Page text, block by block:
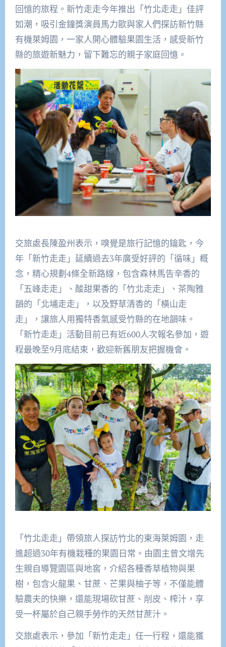
回憶的旅程。新竹走走今年推出「竹北走走」佳評
如潮，吸引金鐘獎演員馬力歐與家人們探訪新竹縣
有機萊姆園，一家人開心體驗果園生活，感受新竹
縣的旅遊新魅力，留下難忘的親子家庭回憶。
交旅處長陳盈州表示，嗅覺是旅行記憶的鑰匙，今
年「新竹走走」延續過去3年廣受好評的「循味」概
念，精心規劃4條全新路線，包含森林馬告辛香的
「五峰走走」、酸甜果香的「竹北走走」、茶陶雅
韻的「北埔走走」，以及野草清香的「橫山走
走」，讓旅人用獨特香氣感受竹縣的在地韻味。
「新竹走走」活動目前已有近600人次報名參加，遊
程最晚至9月底結束，歡迎新舊朋友把握機會。
「竹北走走」帶領旅人探訪竹北的東海萊姆園，走
進超過30年有機栽種的果園日常。由園主曾文增先
生親自導覽園區與地窖，介紹各種香草植物與果
樹，包含火龍果、甘蔗、芒果與柚子等，不僅能體
驗農夫的快樂，還能現場砍甘蔗、削皮、榨汁，享
受一杯屬於自己親手勞作的天然甘蔗汁。
交旅處表示，參加「新竹走走」任一行程，還能獲